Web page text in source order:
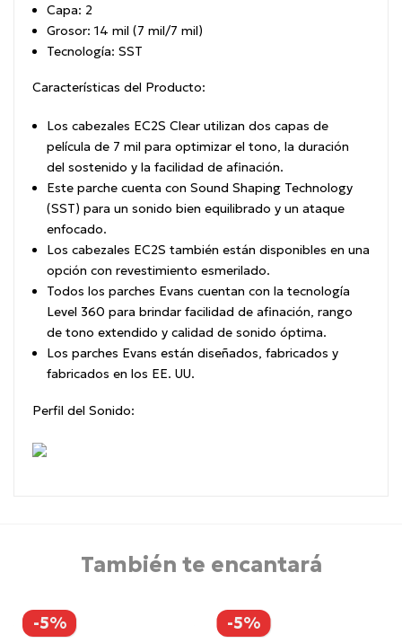
Capa: 2
Grosor: 14 mil (7 mil/7 mil)
Tecnología: SST
Características del Producto:
Los cabezales EC2S Clear utilizan dos capas de
película de 7 mil para optimizar el tono, la duración
del sostenido y la facilidad de afinación.
Este parche cuenta con Sound Shaping Technology
(SST) para un sonido bien equilibrado y un ataque
enfocado.
Los cabezales EC2S también están disponibles en una
opción con revestimiento esmerilado.
Todos los parches Evans cuentan con la tecnología
Level 360 para brindar facilidad de afinación, rango
de tono extendido y calidad de sonido óptima.
Los parches Evans están diseñados, fabricados y
fabricados en los EE. UU.
Perfil del Sonido:
También te encantará
-5% -5%